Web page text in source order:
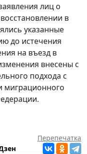
лиц о
в
указанные
до истечения
на въезд в
внесены с
подхода с
миграционного
Перепечатка